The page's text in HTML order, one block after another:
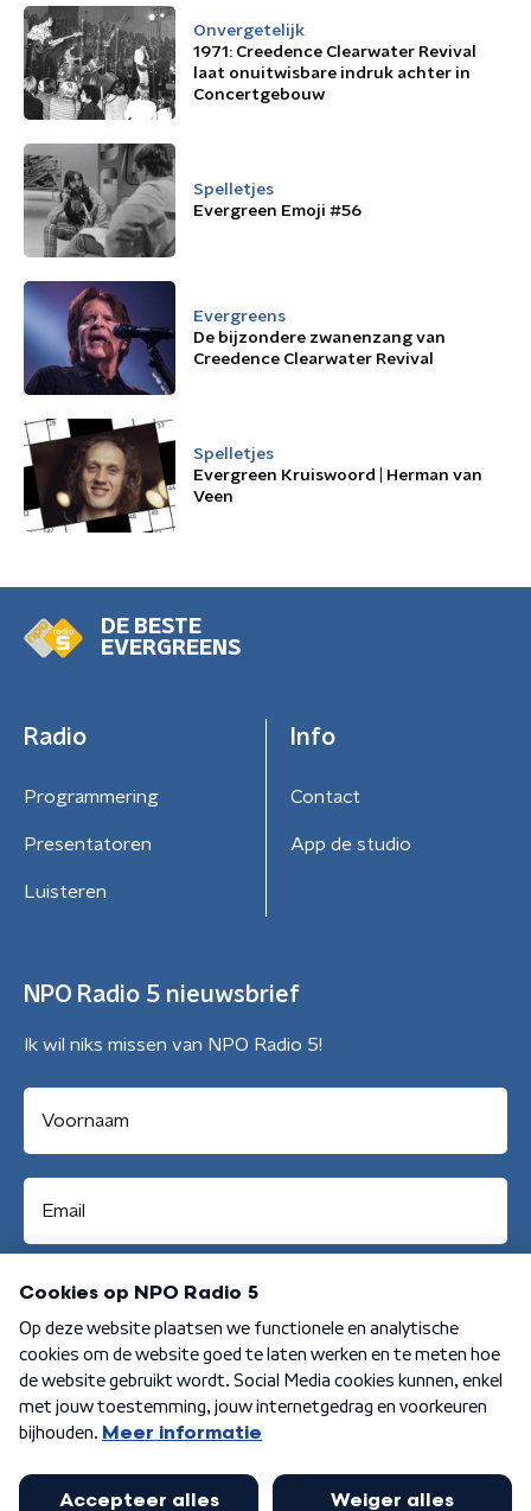
Onvergetelijk
1971: Creedence Clearwater Revival
laat onuitwisbare indruk achter in
Concertgebouw
Spelletjes
Evergreen Emoji #56
Evergreens
De bijzondere zwanenzang van
Creedence Clearwater Revival
Spelletjes
Evergreen Kruiswoord | Herman van
Veen
DE BESTE
EVERGREENS
Radio
Programmering
Presentatoren
Luisteren
Info
Contact
App de studio
NPO Radio 5 nieuwsbrief
Ik wil niks missen van NPO Radio 5!
Aanmelden
Algemene voorwaarden